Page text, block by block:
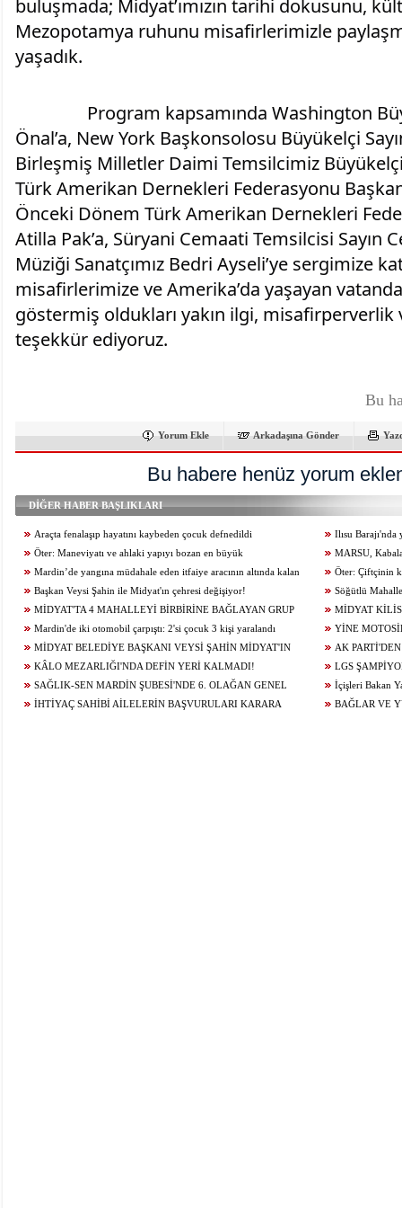
buluşmada; Midyat’ımızın tarihi dokusunu,
Mezopotamya ruhunu misafirlerimizle
yaşadık.
Önal’a, New York Başkonsolosu Büyükelçi
Birleşmiş Milletler Daimi Temsilcimiz Büyükelçi
Türk Amerikan Dernekleri Federasyonu
Önceki Dönem Türk Amerikan Dernekleri
Atilla Pak’a, Süryani Cemaati Temsilcisi Sayın
Müziği Sanatçımız Bedri Ayseli’ye sergimize
misafirlerimize ve Amerika’da yaşayan
göstermiş oldukları yakın ilgi, misafirperverlik
teşekkür ediyoruz.
Bu
Yorum Ekle Arkadaşına Gönder
Bu habere henüz yorum
DİĞER HABER BAŞLIKLARI
Araçta fenalaşıp hayatını kaybeden çocuk defnedildi
Ilısu Barajı'nda
geçti
Öter: Maneviyatı ve ahlaki yapıyı bozan en büyük
olumsuzluklardan biri de sanal kumardır
MARSU,
Yeniliyor
Mardin’de yangına müdahale eden itfaiye aracının altında kalan
itfaiye eri öldü
Öter: Çiftçinin
alınmamalı
Başkan Veysi Şahin ile Midyat'ın çehresi değişiyor!
Söğütlü
Ediyor
MİDYAT'TA 4 MAHALLEYİ BİRBİRİNE BAĞLAYAN GRUP
YOLU YENİLENDİ
MİDYAT
Mardin'de iki otomobil çarpıştı: 2'si çocuk 3 kişi yaralandı
YİNE
ÇARPIŞTI: 1
MİDYAT BELEDİYE BAŞKANI VEYSİ ŞAHİN MİDYAT'IN
GELECEĞİ İÇİN ÇALIŞIYOR...
AK
KÂLO MEZARLIĞI'NDA DEFİN YERİ KALMADI!
LGS
KONUĞU OLDU
SAĞLIK-SEN MARDİN ŞUBESİ'NDE 6. OLAĞAN GENEL
KURUL HEYECANI YAŞANIYOR!
İçişleri Bakan
İHTİYAÇ SAHİBİ AİLELERİN BAŞVURULARI KARARA
BAĞLAR VE